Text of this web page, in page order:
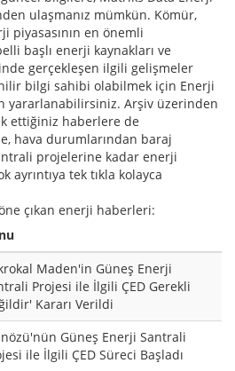
ulaşmanız mümkün. Kömür,
piyasasının en önemli
başlı enerji kaynakları ve
gerçekleşen ilgili gelişmeler
bilgi sahibi olabilmek için Enerji
yararlanabilirsiniz. Arşiv üzerinden
ettiğiniz haberlere de
hava durumlarından baraj
projelerine kadar enerji
ayrıntıya tek tıkla kolayca
çıkan enerji haberleri:
Maden'in Güneş Enerji
Projesi ile İlgili ÇED Gerekli
Kararı Verildi
Güneş Enerji Santrali
ile İlgili ÇED Süreci Başladı